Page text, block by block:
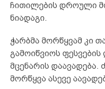
ჩითილების დროული
ნიადაგი.
ჭარბმა მორწყვამ კი
გამოიწვიოს
მცენარის დაავადება.
მორწყვა ასევე